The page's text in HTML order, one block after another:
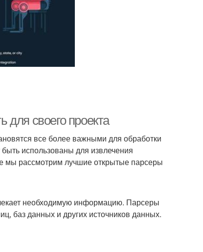
для своего проекта
все более важными для обработки
использованы для извлечения
мы рассмотрим лучшие открытые парсеры
необходимую информацию. Парсеры
баз данных и других источников данных.